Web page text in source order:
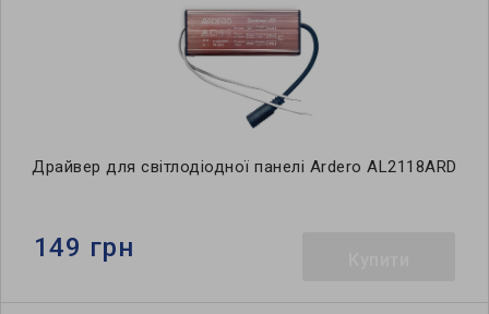
Драйвер для світлодіодної панелі Ardero AL2118ARD
149 грн